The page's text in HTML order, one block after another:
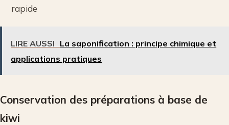
rapide
LIRE AUSSI La saponification : principe chimique et
applications pratiques
Conservation des préparations à base de
kiwi